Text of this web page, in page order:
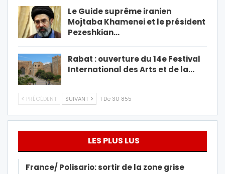
Le Guide suprême iranien
Mojtaba Khamenei et le président
Pezeshkian…
Rabat : ouverture du 14e Festival
International des Arts et de la…
PRÉCÉDENT SUIVANT 1 De 30 855
LES PLUS LUS
France/ Polisario: sortir de la zone grise